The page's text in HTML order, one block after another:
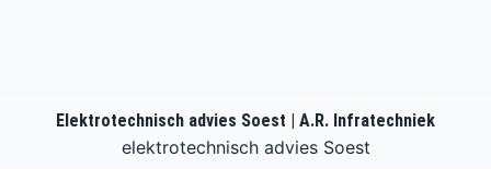
Elektrotechnisch advies Soest | A.R. Infratechniek
elektrotechnisch advies Soest